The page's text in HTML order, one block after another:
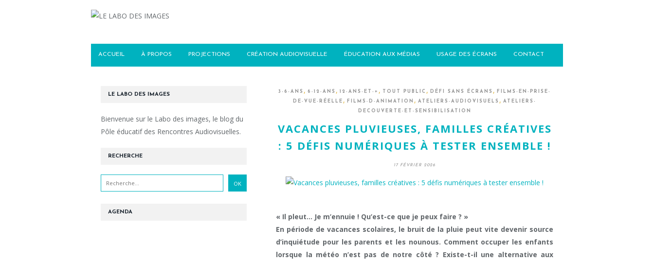
ACCUEIL À PROPOS PROJECTIONS CRÉATION AUDIOVISUELLE ÉDUCATION AUX MÉDIAS USAGE DES ÉCRANS CONTACT
3-6-ANS , 6-12-ANS , 12-ANS-ET-+ , TOUT PUBLIC , DÉFI SANS ÉCRANS , FILMS-EN-PRISE-
DE-VUE-RÉELLE , FILMS-D-ANIMATION , ATELIERS-AUDIOVISUELS , ATELIERS-
DECOUVERTE-ET-SENSIBILISATION
VACANCES PLUVIEUSES, FAMILLES CRÉATIVES
: 5 DÉFIS NUMÉRIQUES À TESTER ENSEMBLE !
17 FÉVRIER 2026
« Il pleut… Je m’ennuie ! Qu’est-ce que je peux faire ? »
En période de vacances scolaires, le bruit de la pluie peut vite devenir source
d’inquiétude pour les parents et les nounous. Comment occuper les enfants
lorsque la météo n’est pas de notre côté ? Existe-t-il une alternative aux
RECHERCHE
LE LABO DES IMAGES
Bienvenue sur le Labo des images, le blog du
Pôle éducatif des Rencontres Audiovisuelles.
AGENDA